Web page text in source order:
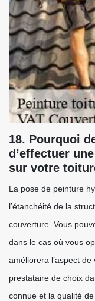
18. Pourquoi
d’effectuer
sur votre
La pose de peinture
l’étanchéité de la
couverture. Vous
dans le cas où vous
améliorera l’aspect
prestataire de choix
connue et la qualité de